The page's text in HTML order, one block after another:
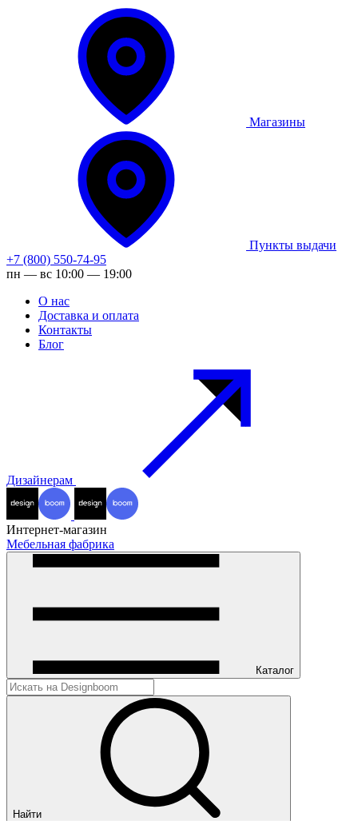
Магазины
Пункты выдачи
+7 (800) 550-74-95
пн — вс 10:00 — 19:00
О нас
Доставка и оплата
Контакты
Блог
Дизайнерам
Интернет-магазин
Мебельная фабрика
Каталог
Найти